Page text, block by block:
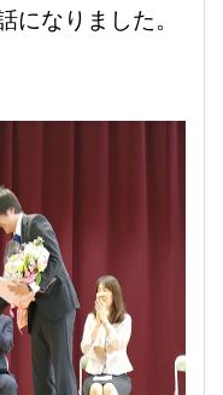
なりました。